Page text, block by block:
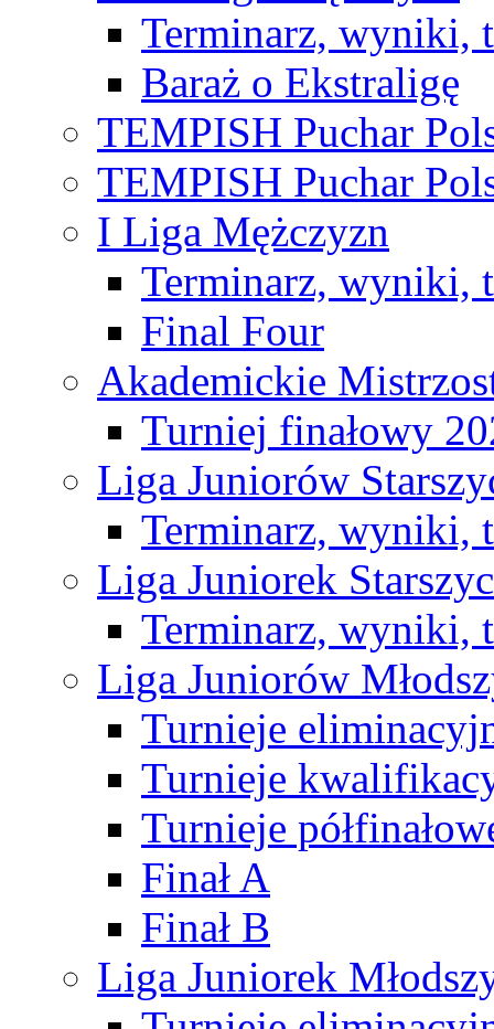
Terminarz, wyniki,
Baraż o Ekstraligę
TEMPISH Puchar
TEMPISH Puchar
I Liga Mężczyzn
Terminarz, wyniki,
Final Four
Akademickie
Turniej finałowy
Liga Juniorów
Terminarz, wyniki,
Liga Juniorek
Terminarz, wyniki,
Liga Juniorów
Turnieje
Turnieje
Turnieje
Finał A
Finał B
Liga Juniorek